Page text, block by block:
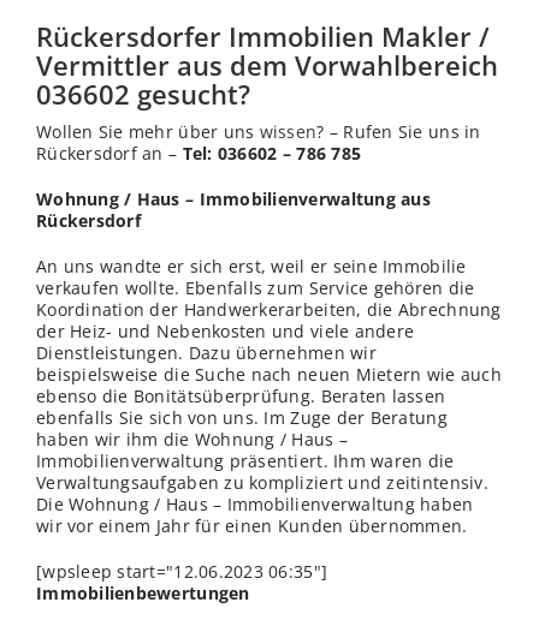
Rückersdorfer Immobilien Makler /
Vermittler aus dem Vorwahlbereich
036602 gesucht?
Wollen Sie mehr über uns wissen? – Rufen Sie uns in
Rückersdorf an – Tel: 036602 – 786 785
Wohnung / Haus – Immobilienverwaltung aus
Rückersdorf
An uns wandte er sich erst, weil er seine Immobilie
verkaufen wollte. Ebenfalls zum Service gehören die
Koordination der Handwerkerarbeiten, die Abrechnung
der Heiz- und Nebenkosten und viele andere
Dienstleistungen. Dazu übernehmen wir
beispielsweise die Suche nach neuen Mietern wie auch
ebenso die Bonitätsüberprüfung. Beraten lassen
ebenfalls Sie sich von uns. Im Zuge der Beratung
haben wir ihm die Wohnung / Haus –
Immobilienverwaltung präsentiert. Ihm waren die
Verwaltungsaufgaben zu kompliziert und zeitintensiv.
Die Wohnung / Haus – Immobilienverwaltung haben
wir vor einem Jahr für einen Kunden übernommen.
[wpsleep start="12.06.2023 06:35"]
Immobilienbewertungen